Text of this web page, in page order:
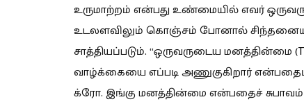
உருமாற்றம் என்பது உண்மையில் எவர்
உடலளவிலும் கொஞ்சம் போனால்
சாத்தியப்படும். “ஒருவருடைய மனத்தின்மை
வாழ்க்கையை எப்படி அணுகுகிறார் என்பதைப்
க்ரோ. இங்கு மனத்தின்மை என்பதைச்